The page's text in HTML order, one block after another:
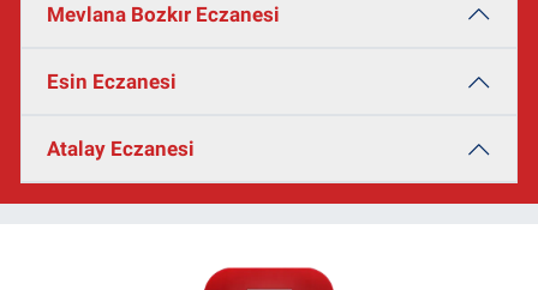
Mevlana Bozkır Eczanesi
Esin Eczanesi
Atalay Eczanesi